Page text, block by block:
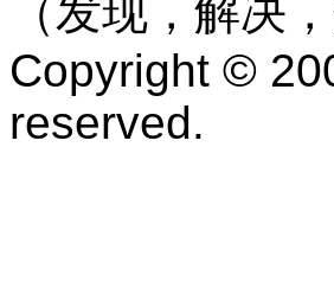
（发现，解决
Copyright ©
reserved.